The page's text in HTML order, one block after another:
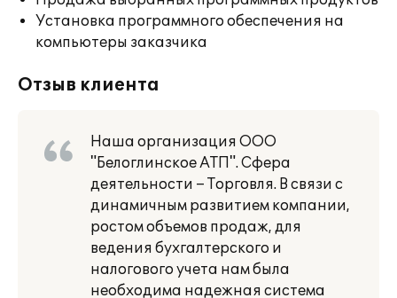
Установка программного обеспечения на
компьютеры заказчика
Отзыв клиента
Наша организация ООО
"Белоглинское АТП". Сфера
деятельности – Торговля. В связи с
динамичным развитием компании,
ростом объемов продаж, для
ведения бухгалтерского и
налогового учета нам была
необходима надежная система